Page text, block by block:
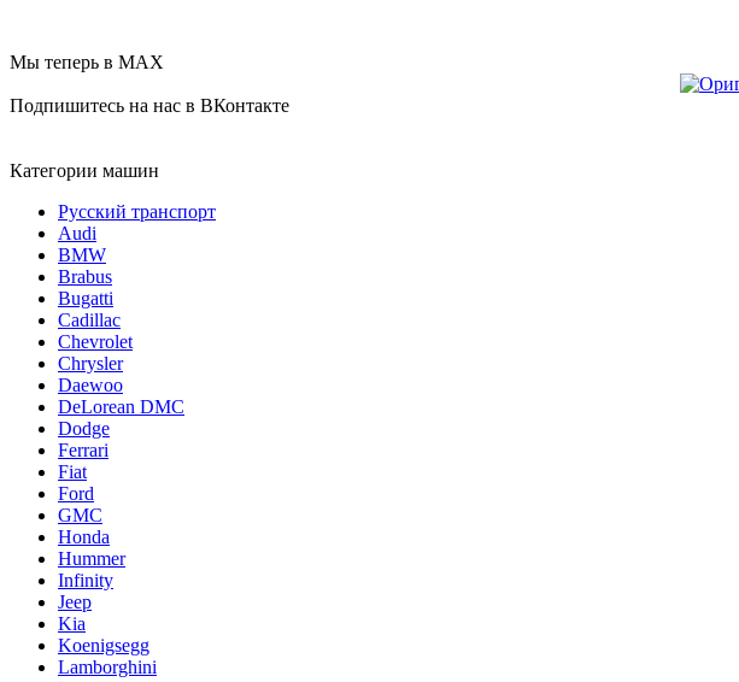
Мы теперь в MAX
Подпишитесь на нас в ВКонтакте
Категории машин
Русский транспорт
Audi
BMW
Brabus
Bugatti
Cadillac
Chevrolet
Chrysler
Daewoo
DeLorean DMC
Dodge
Ferrari
Fiat
Ford
GMC
Honda
Hummer
Infinity
Jeep
Kia
Koenigsegg
Lamborghini